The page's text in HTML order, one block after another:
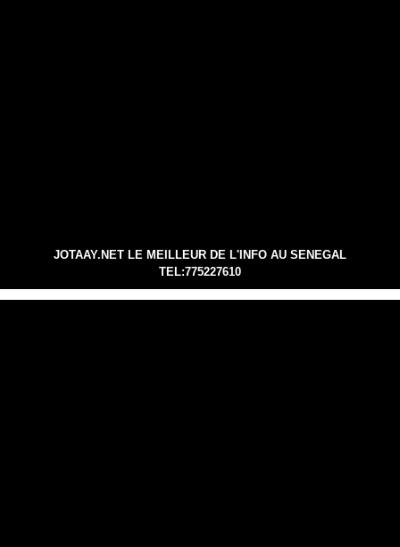
JOTAAY.NET LE MEILLEUR DE L'INFO AU SENEGAL
TEL:775227610